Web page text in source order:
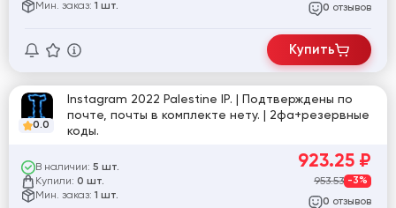
Мин. заказ: 1 шт. 0 отзывов
Купить
0.0
Instagram 2022 Palestine IP. | Подтверждены по
почте, почты в комплекте нету. | 2фа+резервные
коды.
В наличии: 5 шт.
Купили: 0 шт.
Мин. заказ: 1 шт.
923.25 ₽
953.53 -3%
0 отзывов